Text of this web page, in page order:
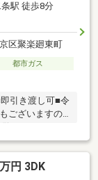
駅 徒歩8分
区聚楽廻東町
都市ガス
引き渡し可■令
ございますの
さい。■経験
・古民家鑑定
円 3DK